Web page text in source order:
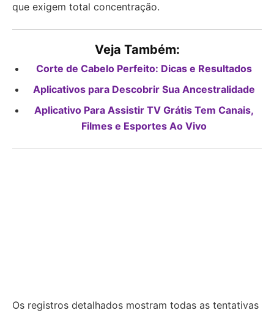
que exigem total concentração.
Veja Também:
Corte de Cabelo Perfeito: Dicas e Resultados
Aplicativos para Descobrir Sua Ancestralidade
Aplicativo Para Assistir TV Grátis Tem Canais,
Filmes e Esportes Ao Vivo
Os registros detalhados mostram todas as tentativas